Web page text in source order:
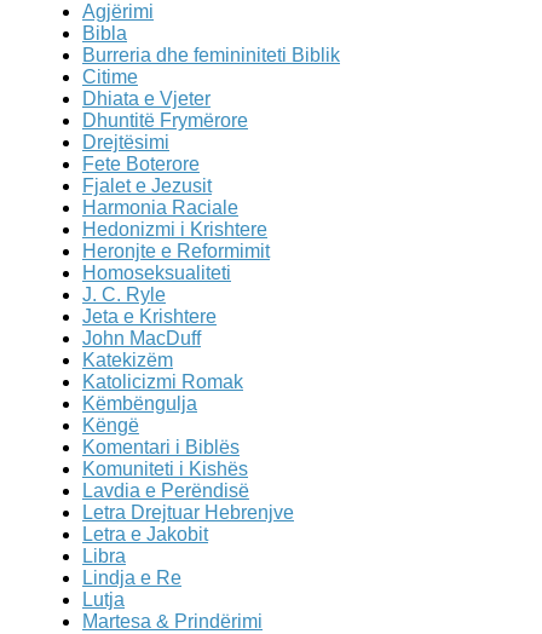
Agjërimi
Bibla
Burreria dhe femininiteti Biblik
Citime
Dhiata e Vjeter
Dhuntitë Frymërore
Drejtësimi
Fete Boterore
Fjalet e Jezusit
Harmonia Raciale
Hedonizmi i Krishtere
Heronjte e Reformimit
Homoseksualiteti
J. C. Ryle
Jeta e Krishtere
John MacDuff
Katekizëm
Katolicizmi Romak
Këmbëngulja
Këngë
Komentari i Biblës
Komuniteti i Kishës
Lavdia e Perëndisë
Letra Drejtuar Hebrenjve
Letra e Jakobit
Libra
Lindja e Re
Lutja
Martesa & Prindërimi